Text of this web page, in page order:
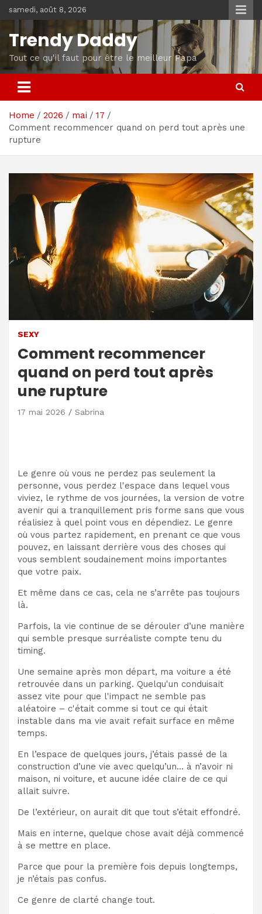
to
content
samedi, août 8, 2026
Trendy Daddy
Tout ce qu'il faut pour être le meilleur Papa
Home 2026 mai
17
Comment recommencer quand on perd tout après une
rupture
SEXY
Comment recommencer
quand on perd tout après
une rupture
17 mai 2026 Sabrina
Le genre où vous ne perdez pas seulement la
personne, vous perdez l'espace dans lequel vous
viviez, le rythme de vos journées, la version de votre
avenir qui a tranquillement pris forme sans que vous
réalisiez à quel point vous en dépendiez. Le genre
où vous partez rapidement, en prenant ce que vous
pouvez, en laissant derrière vous des choses qui
vous semblent soudainement moins importantes
que votre paix.
Et même dans ce cas, cela ne s’arrête pas toujours
là.
Parfois, la vie continue de se dérouler d’une manière
qui semble presque surréaliste compte tenu du
timing.
Une semaine après mon départ, ma voiture a été
retrouvée dans un parking. Quelqu'un conduisait
assez vite pour que l'impact ne semble pas
aléatoire – c'était comme si tout ce qui était
instable dans ma vie avait refait surface en même
temps.
En l’espace de quelques jours, j’étais passé de la
construction d’une vie avec quelqu’un… à n’avoir ni
maison, ni voiture, et aucune idée claire de ce qui
allait suivre.
De l’extérieur, on aurait dit que tout s’était effondré.
Mais en interne, quelque chose avait déjà commencé
à se mettre en place.
Parce que pour la première fois depuis longtemps,
je n’étais pas confus.
Ce genre de clarté change tout.